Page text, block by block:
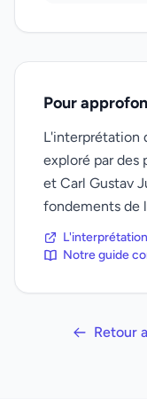
Pour
L'interprétation
exploré par des
et Carl Gustav
fondements de
Notre guide
Retour